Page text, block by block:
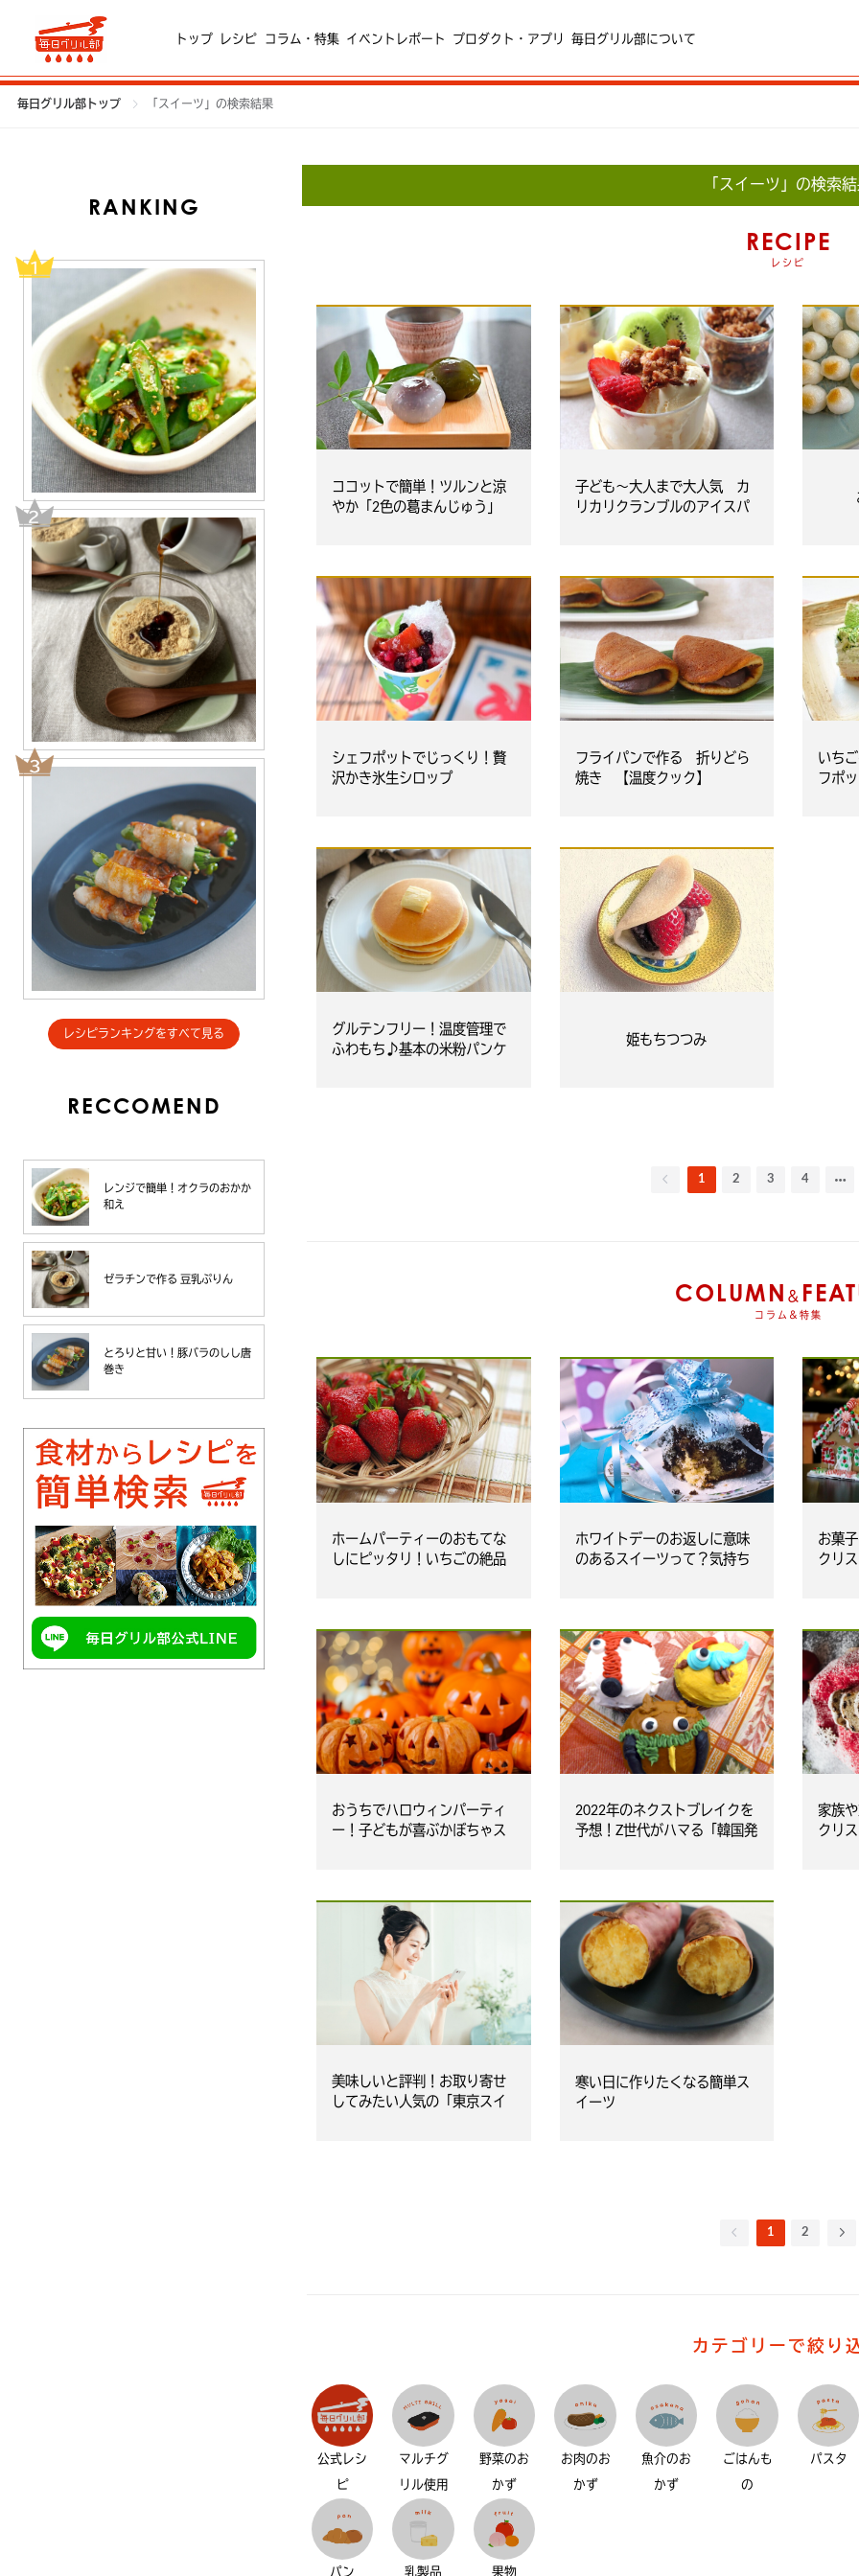
トップ レシピ コラム・特集 イベントレポート プロダクト・アプリ 毎日グリル部について
毎日グリル部トップ 「スイーツ」の検索結果
RANKING
レシピランキングをすべて見る
RECCOMEND
レンジで簡単！オクラのおかか
和え
ゼラチンで作る 豆乳ぷりん
とろりと甘い！豚バラのしし唐
巻き
「スイーツ」の検索
RECIPE
レシピ
ココットで簡単！ツルンと涼
やか「2色の葛まんじゅう」
子ども～大人まで大人気 カ
リカリクランブルのアイスパ
シェフポットでじっくり！贅
沢かき氷生シロップ
フライパンで作る 折りどら
焼き 【温度クック】
いち
フポ
グルテンフリー！温度管理で
ふわもち♪基本の米粉パンケ
姫もちつつみ
1 2 3 4
COLUMN &
コラム&特集
ホームパーティーのおもてな
しにピッタリ！いちごの絶品
ホワイトデーのお返しに意味
のあるスイーツって？気持ち
お菓
クリ
おうちでハロウィンパーティ
ー！子どもが喜ぶかぼちゃス
2022年のネクストブレイクを
予想！Z世代がハマる「韓国発
家族
クリ
美味しいと評判！お取り寄せ
してみたい人気の「東京スイ
寒い日に作りたくなる簡単ス
イーツ
1 2
カテゴリーで絞り
公式レシ
ピ
マルチグ
リル使用
野菜のお
かず
お肉のお
かず
魚介のお
かず
ごはんも
の
パスタ
パン 乳製品 果物